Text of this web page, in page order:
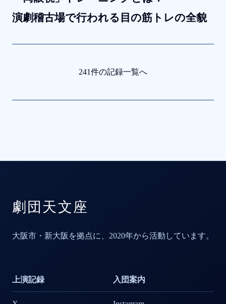
演劇稽古場で行われる 目の筋トレの全貌
241件の記録一覧へ
劇団天文座
大阪市・新大阪を拠点に、2020年から活動しています。
上演記録 入団案内